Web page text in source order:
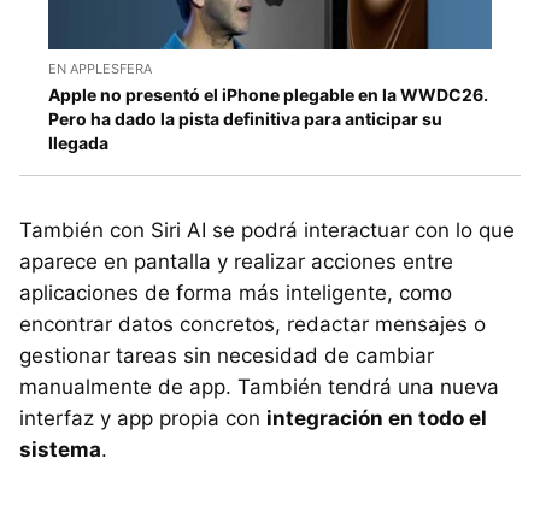
EN APPLESFERA
Apple no presentó el iPhone plegable en la WWDC26.
Pero ha dado la pista definitiva para anticipar su
llegada
También con Siri AI se podrá interactuar con lo que
aparece en pantalla y realizar acciones entre
aplicaciones de forma más inteligente, como
encontrar datos concretos, redactar mensajes o
gestionar tareas sin necesidad de cambiar
manualmente de app. También tendrá una nueva
interfaz y app propia con integración en todo el
sistema.